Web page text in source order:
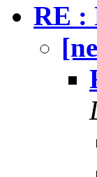
RE :